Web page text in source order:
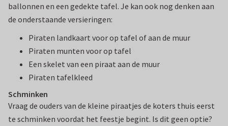
ballonnen en een gedekte tafel. Je kan ook nog denken aan
de onderstaande versieringen:
Piraten landkaart voor op tafel of aan de muur
Piraten munten voor op tafel
Een skelet van een piraat aan de muur
Piraten tafelkleed
Schminken
Vraag de ouders van de kleine piraatjes de koters thuis eerst
te schminken voordat het feestje begint. Is dit geen optie?